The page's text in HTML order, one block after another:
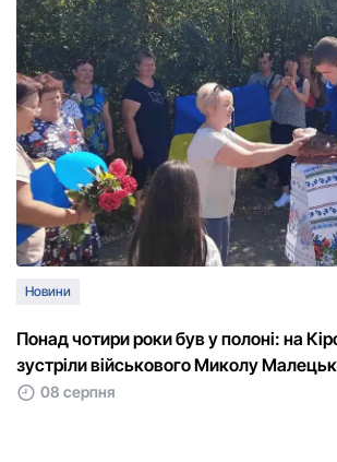
Новини
Понад чотири роки був у полоні: на
зустріли військового Микoлу
08 серпня